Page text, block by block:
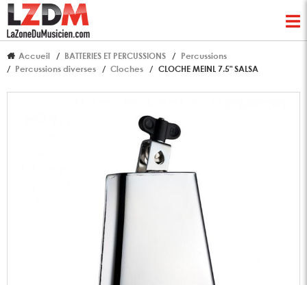
Accueil BATTERIES ET PERCUSSIONS
Percussions
Percussions diverses
Cloches CLOCHE MEINL 7.5" SALSA